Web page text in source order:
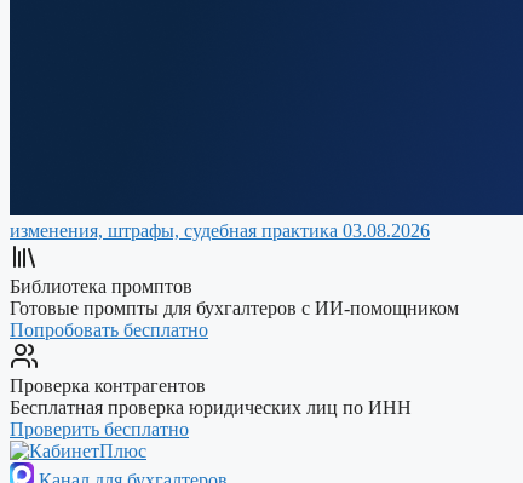
изменения, штрафы, судебная практика 03.08.2026
Библиотека промптов
Готовые промпты для бухгалтеров с ИИ-помощником
Попробовать бесплатно
Проверка контрагентов
Бесплатная проверка юридических лиц по ИНН
Проверить бесплатно